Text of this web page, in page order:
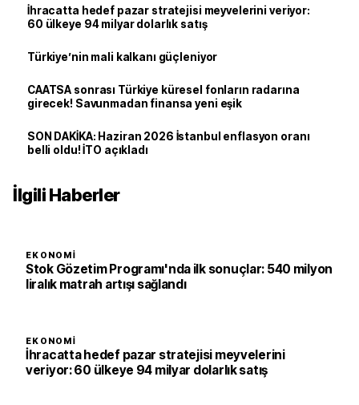
İhracatta hedef pazar stratejisi meyvelerini veriyor:
60 ülkeye 94 milyar dolarlık satış
Türkiye’nin mali kalkanı güçleniyor
CAATSA sonrası Türkiye küresel fonların radarına
girecek! Savunmadan finansa yeni eşik
SON DAKİKA: Haziran 2026 İstanbul enflasyon oranı
belli oldu! İTO açıkladı
İlgili Haberler
EKONOMI
Stok Gözetim Programı'nda ilk sonuçlar: 540 milyon
liralık matrah artışı sağlandı
EKONOMI
İhracatta hedef pazar stratejisi meyvelerini
veriyor: 60 ülkeye 94 milyar dolarlık satış